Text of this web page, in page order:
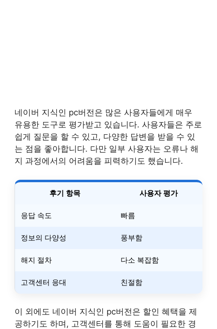
네이버 지식인 pc버전은 많은 사용자들에게 매우
유용한 도구로 평가받고 있습니다. 사용자들은 주로
쉽게 질문을 할 수 있고, 다양한 답변을 받을 수 있
는 점을 좋아합니다. 다만 일부 사용자는 오류나 해
지 과정에서의 어려움을 피력하기도 했습니다.
후기 항목 사용자 평가
응답 속도 빠름
정보의 다양성 풍부함
해지 절차 다소 복잡함
고객센터 응대 친절함
이 외에도 네이버 지식인 pc버전은 할인 혜택을 제
공하기도 하며, 고객센터를 통해 도움이 필요한 경